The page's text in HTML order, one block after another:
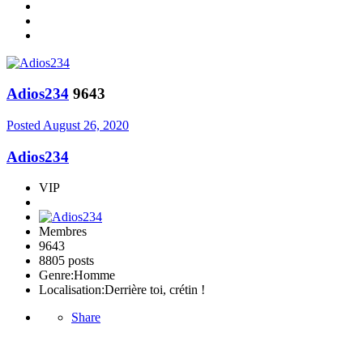
Adios234 9643
Posted August 26, 2020
Adios234
VIP
Membres
9643
8805 posts
Genre:Homme
Localisation:Derrière toi, crétin !
Share